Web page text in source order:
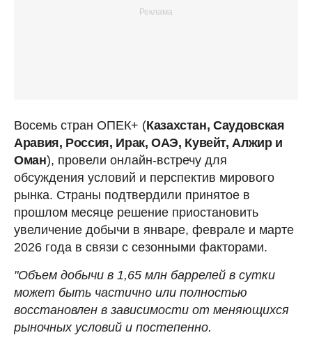
Восемь стран ОПЕК+ (Казахстан, Саудовская
Аравия, Россия, Ирак, ОАЭ, Кувейт, Алжир и
Оман), провели онлайн-встречу для
обсуждения условий и перспектив мирового
рынка. Страны подтвердили принятое в
прошлом месяце решение приостановить
увеличение добычи в январе, феврале и марте
2026 года в связи с сезонными факторами.
"Объем добычи в 1,65 млн баррелей в сутки
может быть частично или полностью
восстановлен в зависимости от меняющихся
рыночных условий и постепенно.